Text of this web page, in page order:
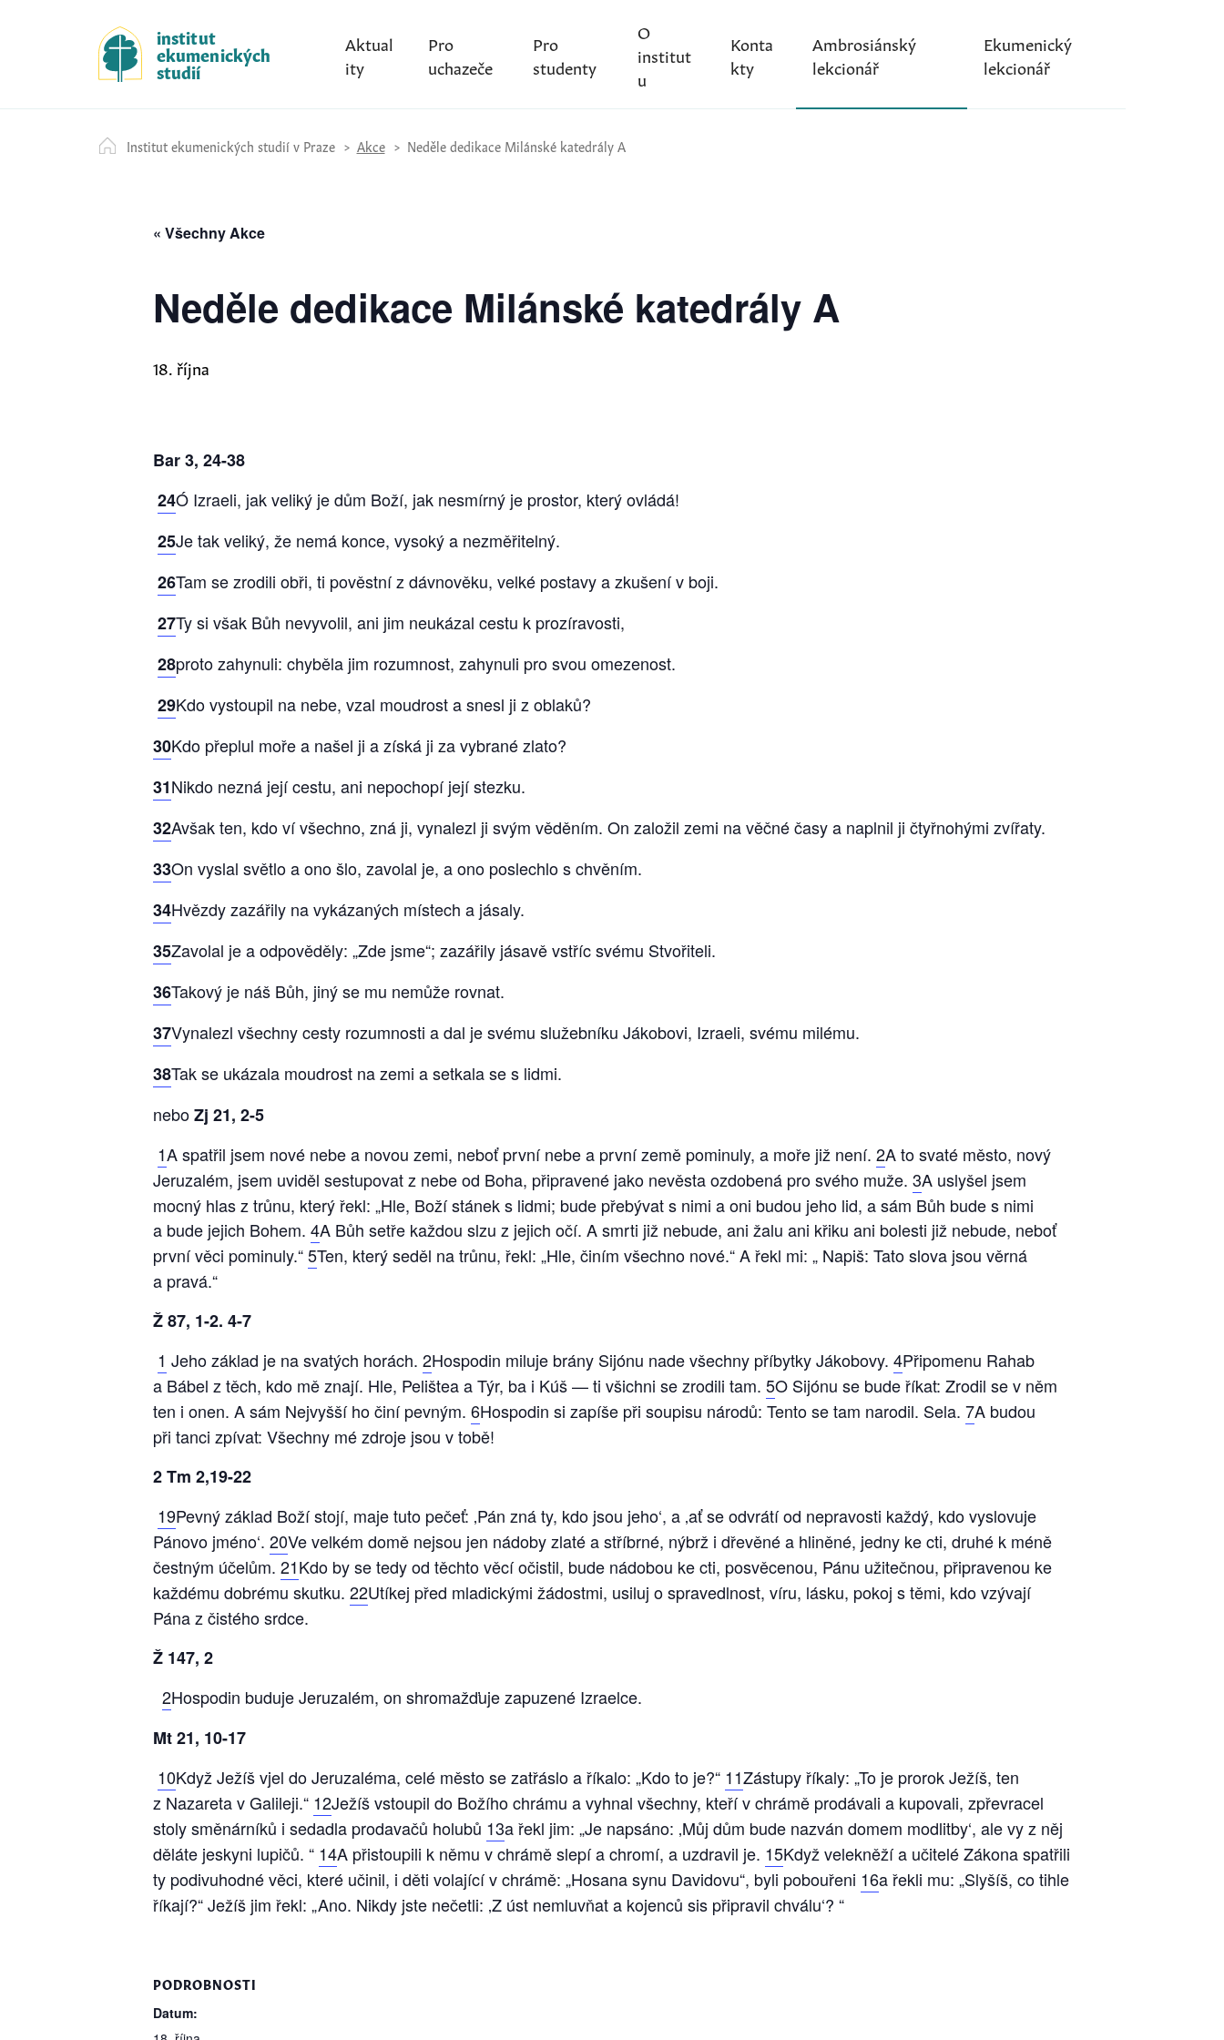
k
i
p
t
c
institut
ekumenických
studií
Aktual
ity
Pro
uchazeče
Pro
studenty
O
institut
u
Konta
kty
Ambrosiánský
lekcionář
Ekumenický
lekcionář
Institut ekumenických studií v Praze Akce Neděle dedikace Milánské katedrály A
« Všechny Akce
Neděle dedikace Milánské katedrály A
18. října
Bar 3, 24-38
24Ó Izraeli, jak veliký je dům Boží, jak nesmírný je prostor, který ovládá!
25Je tak veliký, že nemá konce, vysoký a nezměřitelný.
26Tam se zrodili obři, ti pověstní z dávnověku, velké postavy a zkušení v boji.
27Ty si však Bůh nevyvolil, ani jim neukázal cestu k prozíravosti,
28proto zahynuli: chyběla jim rozumnost, zahynuli pro svou omezenost.
29Kdo vystoupil na nebe, vzal moudrost a snesl ji z oblaků?
30Kdo přeplul moře a našel ji a získá ji za vybrané zlato?
31Nikdo nezná její cestu, ani nepochopí její stezku.
32Avšak ten, kdo ví všechno, zná ji, vynalezl ji svým věděním. On založil zemi na věčné časy a naplnil ji čtyřnohými zvířaty.
33On vyslal světlo a ono šlo, zavolal je, a ono poslechlo s chvěním.
34Hvězdy zazářily na vykázaných místech a jásaly.
35Zavolal je a odpověděly: „Zde jsme“; zazářily jásavě vstříc svému Stvořiteli.
36Takový je náš Bůh, jiný se mu nemůže rovnat.
37Vynalezl všechny cesty rozumnosti a dal je svému služebníku Jákobovi, Izraeli, svému milému.
38Tak se ukázala moudrost na zemi a setkala se s lidmi.
neboZj 21, 2-5
1A spatřil jsem nové nebe a novou zemi, neboť první nebe a první země pominuly, a moře již není. 2A to svaté město, nový
Jeruzalém, jsem uviděl sestupovat z nebe od Boha, připravené jako nevěsta ozdobená pro svého muže. 3A uslyšel jsem
mocný hlas z trůnu, který řekl: „Hle, Boží stánek s lidmi; bude přebývat s nimi a oni budou jeho lid, a sám Bůh bude s nimi
a bude jejich Bohem. 4A Bůh setře každou slzu z jejich očí. A smrti již nebude, ani žalu ani křiku ani bolesti již nebude, neboť
první věci pominuly.“5Ten, který seděl na trůnu, řekl: „Hle, činím všechno nové.“ A řekl mi: „ Napiš: Tato slova jsou věrná
a pravá.“
Ž 87, 1-2. 4-7
1 Jeho základ je na svatých horách. 2Hospodin miluje brány Sijónu nade všechny příbytky Jákobovy. 4Připomenu Rahab
a Bábel z těch, kdo mě znají. Hle, Pelištea a Týr, ba i Kúš — ti všichni se zrodili tam. 5O Sijónu se bude říkat: Zrodil se v něm
ten i onen. A sám Nejvyšší ho činí pevným. 6Hospodin si zapíše při soupisu národů: Tento se tam narodil. Sela. 7A budou
při tanci zpívat: Všechny mé zdroje jsou v tobě!
2 Tm 2,19-22
19Pevný základ Boží stojí, maje tuto pečeť: ‚Pán zná ty, kdo jsou jeho‘, a ‚ať se odvrátí od nepravosti každý, kdo vyslovuje
Pánovo jméno‘. 20Ve velkém domě nejsou jen nádoby zlaté a stříbrné, nýbrž i dřevěné a hliněné, jedny ke cti, druhé k méně
čestným účelům. 21Kdo by se tedy od těchto věcí očistil, bude nádobou ke cti, posvěcenou, Pánu užitečnou, připravenou ke
každému dobrému skutku. 22Utíkej před mladickými žádostmi, usiluj o spravedlnost, víru, lásku, pokoj s těmi, kdo vzývají
Pána z čistého srdce.
Ž 147, 2
2Hospodin buduje Jeruzalém, on shromažďuje zapuzené Izraelce.
Mt 21, 10-17
10Když Ježíš vjel do Jeruzaléma, celé město se zatřáslo a říkalo: „Kdo to je?“ 11Zástupy říkaly: „To je prorok Ježíš, ten
z Nazareta v Galileji.“ 12Ježíš vstoupil do Božího chrámu a vyhnal všechny, kteří v chrámě prodávali a kupovali, zpřevracel
stoly směnárníků i sedadla prodavačů holubů 13a řekl jim: „Je napsáno: ‚Můj dům bude nazván domem modlitby‘, ale vy z něj
děláte jeskyni lupičů. “ 14A přistoupili k němu v chrámě slepí a chromí, a uzdravil je. 15Když velekněží a učitelé Zákona spatřili
ty podivuhodné věci, které učinil, i děti volající v chrámě: „Hosana synu Davidovu“, byli pobouřeni 16a řekli mu: „Slyšíš, co tihle
říkají?“ Ježíš jim řekl: „Ano. Nikdy jste nečetli: ‚Z úst nemluvňat a kojenců sis připravil chválu‘? “
PODROBNOSTI
Datum: